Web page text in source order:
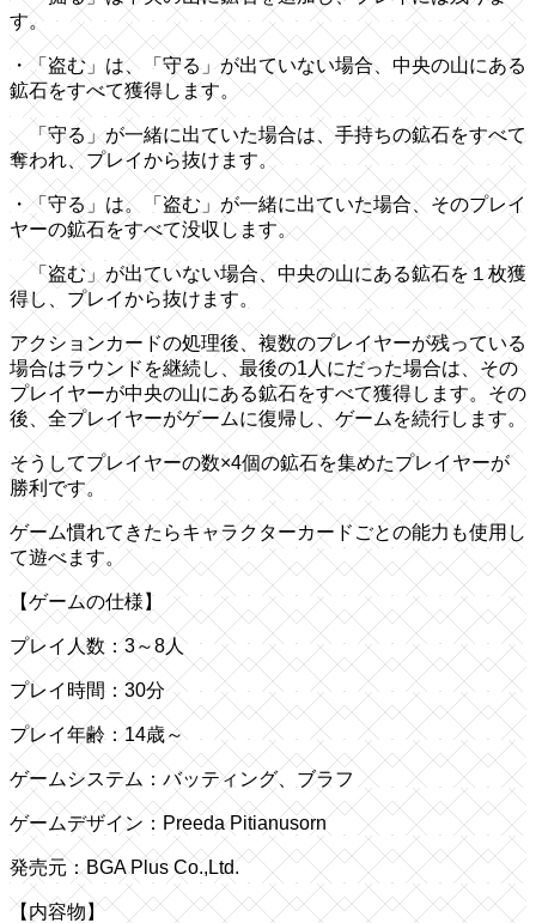
す。
・「盗む」は、「守る」が出ていない場合、中央の山にある
鉱石をすべて獲得します。
「守る」が一緒に出ていた場合は、手持ちの鉱石をすべて
奪われ、プレイから抜けます。
・「守る」は。「盗む」が一緒に出ていた場合、そのプレイ
ヤーの鉱石をすべて没収します。
「盗む」が出ていない場合、中央の山にある鉱石を１枚獲
得し、プレイから抜けます。
アクションカードの処理後、複数のプレイヤーが残っている
場合はラウンドを継続し、最後の1人にだった場合は、その
プレイヤーが中央の山にある鉱石をすべて獲得します。その
後、全プレイヤーがゲームに復帰し、ゲームを続行します。
そうしてプレイヤーの数×4個の鉱石を集めたプレイヤーが
勝利です。
ゲーム慣れてきたらキャラクターカードごとの能力も使用し
て遊べます。
【ゲームの仕様】
プレイ人数：3～8人
プレイ時間：30分
プレイ年齢：14歳～
ゲームシステム：バッティング、ブラフ
ゲームデザイン：Preeda Pitianusorn
発売元：BGA Plus Co.,Ltd.
【内容物】